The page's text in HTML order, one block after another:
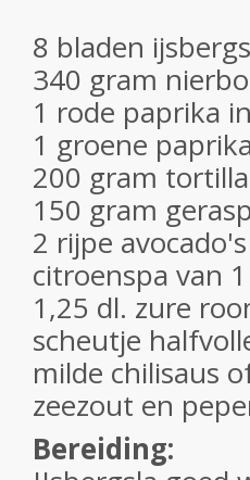
8 bladen
340 gram
1 rode paprika
1 groene
200 gram
150 gram
2 rijpe avocado's
citroenspa van
1,25 dl. zure
scheutje
milde chilisaus
zeezout en
Bereiding: